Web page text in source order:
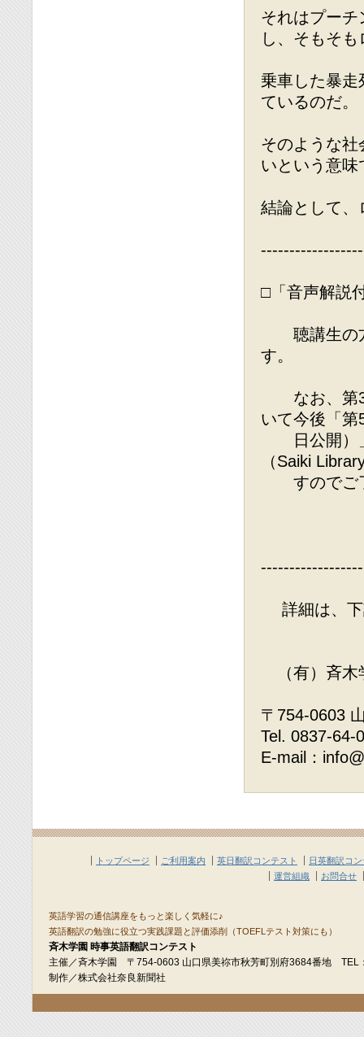
それはプー
し、そもそ
乗車した暴
ているのだ。
そのような
いという意
結論として、
□「音声解説
聴講生の方
す。
なお、第35
いて今後「第
日公開）」
（Saiki
すのでご
詳細は、下
（有）斉木
〒754-0603
Tel. 0837-64-
E-mail：
トップページ ご利用案内 英日翻訳コンテスト
日英翻訳コ
運営組織
お問合せ
英語学習の通信講座をもっと楽しく気軽に♪
英語翻訳の勉強に役立つ実践課題と評価添削（TOEFLテスト対策にも）
斉木学園 時事英語翻訳コンテスト
主催／斉木学園 〒754-0603 山口県美祢市秋芳町別府3684番地 TEL
制作／株式会社奈良新聞社